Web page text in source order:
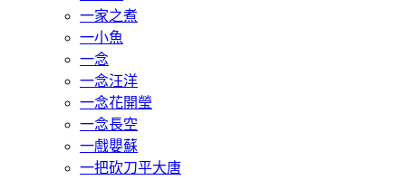
一家之煮
一小魚
一念
一念汪洋
一念花開瑩
一念長空
一戲嬰蘇
一把砍刀平大唐